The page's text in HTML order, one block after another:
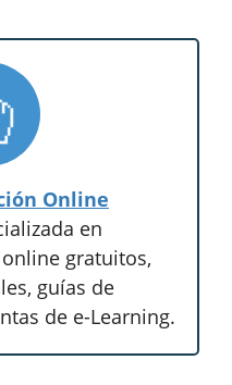
Online
en
gratuitos,
guías de
de e-Learning.